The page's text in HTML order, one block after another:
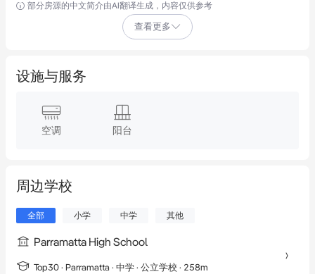
CBD，这套豪华宽敞的公寓距离 River-Cat 渡轮、火车站、公交换
乘枢纽、Westfield 购物中心、西悉尼大学、Parramatta 高中、
近。
特点包括：
- 2 间大卧室，均配有镜面内置衣柜，主卧带套间
- 漂亮的浴室，全瓷砖铺设，主卫配有独立浴缸和独立淋浴
- 高挑天花板，管道式冷暖空调，燃气接口
- 欧式内部洗衣房，配有干衣机
- 全封闭式大楼，视频对讲系统，报警系统
- 地下安全停车位 + 储物笼
部分房源的中文简介由AI翻译生成，内容仅供参考
查看更多
设施与服务
空调 阳台
周边学校
全部 小学 中学 其他
Parramatta High School
Top30 · Parramatta · 中学 · 公立学校 · 258m